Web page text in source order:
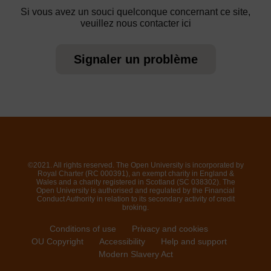
Si vous avez un souci quelconque concernant ce site,
veuillez nous contacter ici
Signaler un problème
©2021. All rights reserved. The Open University is incorporated by
Royal Charter (RC 000391), an exempt charity in England &
Wales and a charity registered in Scotland (SC 038302). The
Open University is authorised and regulated by the Financial
Conduct Authority in relation to its secondary activity of credit
broking.
Conditions of use
Privacy and cookies
OU Copyright
Accessibility
Help and support
Modern Slavery Act